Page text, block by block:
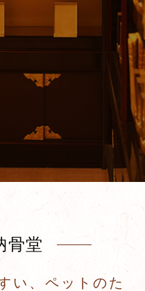
骨堂
い、ペットのた